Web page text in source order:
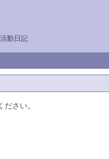
動日記
さい。